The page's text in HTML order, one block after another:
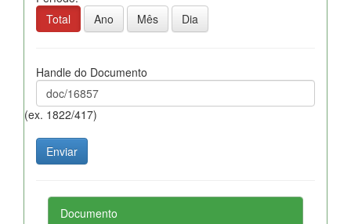
Total
Ano Mês Dia
Handle do Documento
(ex. 1822/417)
Documento